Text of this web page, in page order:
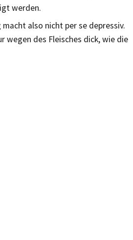
werden.
also nicht per se depressiv.
wegen des Fleisches dick, wie die